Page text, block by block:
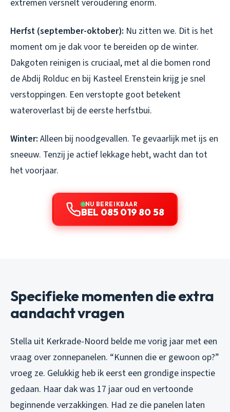
extremen versnelt veroudering enorm.
Herfst (september-oktober): Nu zitten we. Dit is het
moment om je dak voor te bereiden op de winter.
Dakgoten reinigen is cruciaal, met al die bomen rond
de Abdij Rolduc en bij Kasteel Erenstein krijg je snel
verstoppingen. Een verstopte goot betekent
wateroverlast bij de eerste herfstbui.
Winter: Alleen bij noodgevallen. Te gevaarlijk met ijs en
sneeuw. Tenzij je actief lekkage hebt, wacht dan tot
het voorjaar.
NU BEREIKBAAR
BEL 085 019 80 58
Specifieke momenten die extra
aandacht vragen
Stella uit Kerkrade-Noord belde me vorig jaar met een
vraag over zonnepanelen. “Kunnen die er gewoon op?”
vroeg ze. Gelukkig heb ik eerst een grondige inspectie
gedaan. Haar dak was 17 jaar oud en vertoonde
beginnende verzakkingen. Had ze die panelen laten